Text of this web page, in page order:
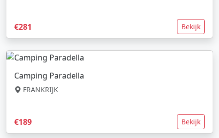
€281 Bekijk
Camping Paradella
FRANKRIJK
€189 Bekijk